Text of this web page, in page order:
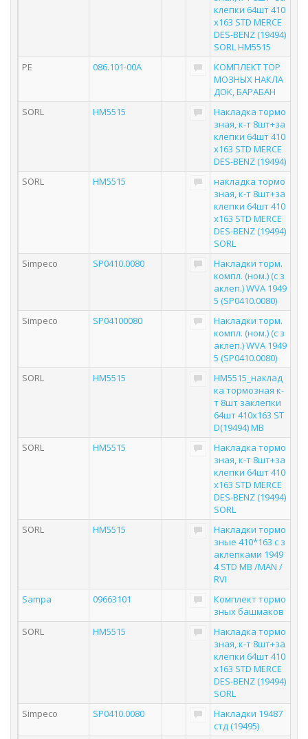
клепки 64шт 410
x163 STD MERCE
DES-BENZ (19494)
SORL HM5515
PE
086.101-00A
КОМПЛЕКТ ТОР
МОЗНЫХ НАКЛА
ДОК, БАРАБАН
SORL
HM5515
Накладка тормо
зная, к-т 8шт+за
клепки 64шт 410
x163 STD MERCE
DES-BENZ (19494)
SORL
HM5515
накладка тормо
зная, к-т 8шт+за
клепки 64шт 410
x163 STD MERCE
DES-BENZ (19494)
SORL
Simpeco
SP0410.0080
Накладки торм.
компл. (ном.) (с з
аклеп.) WVA 1949
5 (SP0410.0080)
Simpeco
SP04100080
Накладки торм.
компл. (ном.) (с з
аклеп.) WVA 1949
5 (SP0410.0080)
SORL
HM5515
HM5515_наклад
ка тормозная к-
т 8шт заклепки
64шт 410x163 ST
D(19494) MB
SORL
HM5515
Накладка тормо
зная, к-т 8шт+за
клепки 64шт 410
x163 STD MERCE
DES-BENZ (19494)
SORL
SORL
HM5515
Накладки тормо
зные 410*163 с з
аклепками 1949
4 STD MB /MAN /
RVI
Sampa
09663101
Комплект тормо
зных башмаков
SORL
HM5515
Накладка тормо
зная, к-т 8шт+за
клепки 64шт 410
x163 STD MERCE
DES-BENZ (19494)
SORL
Simpeco
SP0410.0080
Накладки 19487
стд (19495)